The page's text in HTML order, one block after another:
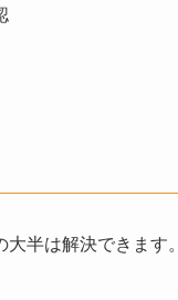
半は解決できます。